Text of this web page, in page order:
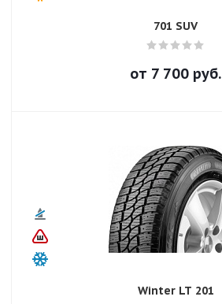
701 SUV
от 7 700 руб.
Winter LT 201